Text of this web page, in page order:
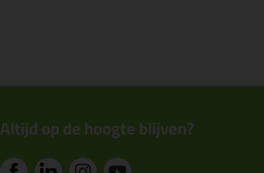
Altijd op de hoogte blijven?